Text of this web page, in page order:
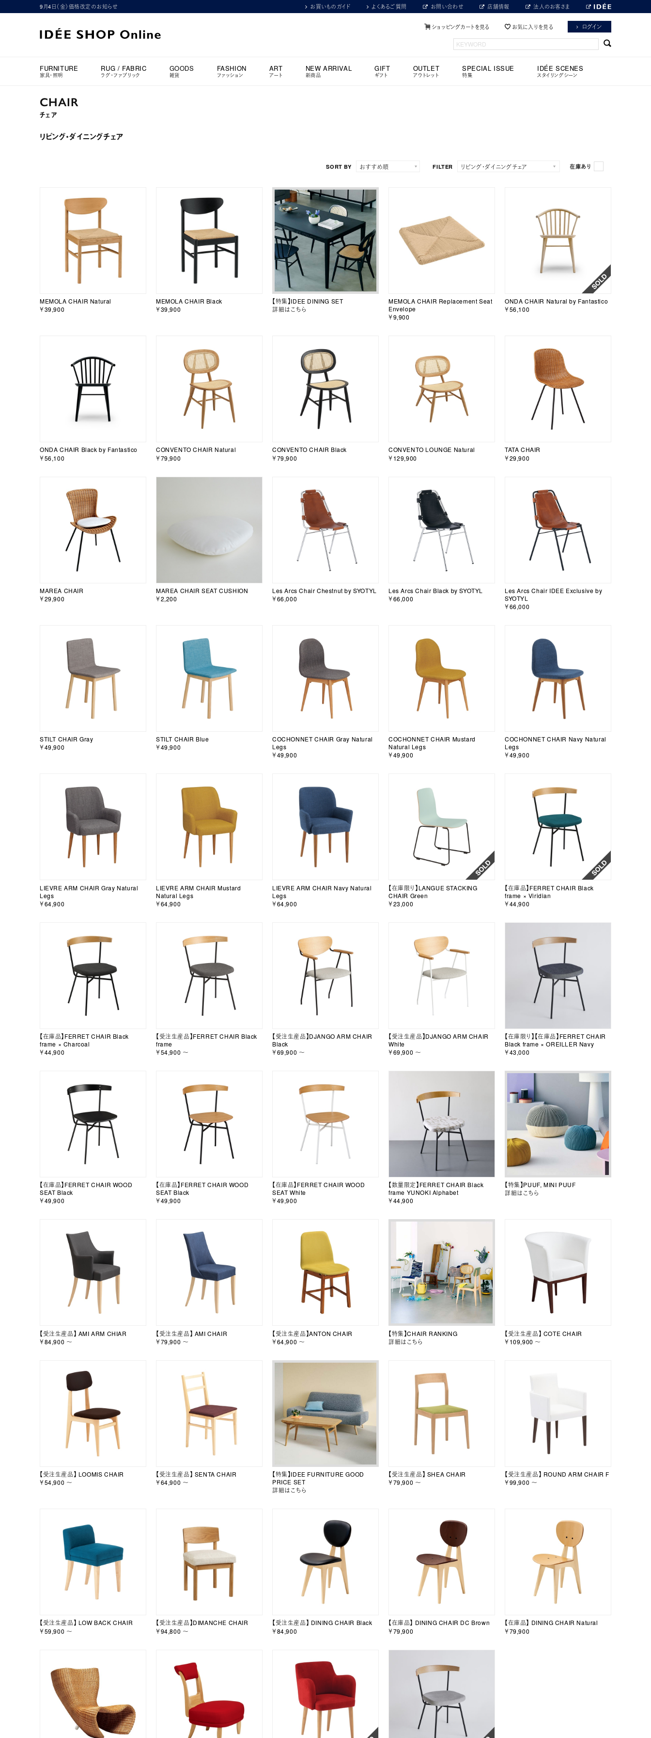
9月4日（金）価格改定のお知らせ お買いものガイド よくあるご質問 お問い合わせ 店舗情報 法人のお客さま
ショッピングカートを見る お気に入りを見る ログイン
FURNITURE
家具・照明
RUG / FABRIC
ラグ・ファブリック
GOODS
雑貨
FASHION
ファッション
ART
アート
NEW ARRIVAL
新商品
GIFT
ギフト
OUTLET
アウトレット
SPECIAL ISSUE
特集
IDÉE SCENES
スタイリングシーン
CHAIR
チェア
リビング・ダイニングチェア
在庫あり
FILTER
SORT BY
MEMOLA CHAIR Natural
￥39,900
MEMOLA CHAIR Black
￥39,900
【特集】IDEE DINING SET
詳細はこちら
MEMOLA CHAIR Replacement Seat
Envelope
￥9,900
ONDA CHAIR Natural by Fantastico
￥56,100
ONDA CHAIR Black by Fantastico
￥56,100
CONVENTO CHAIR Natural
￥79,900
CONVENTO CHAIR Black
￥79,900
CONVENTO LOUNGE Natural
￥129,900
TATA CHAIR
￥29,900
MAREA CHAIR
￥29,900
MAREA CHAIR SEAT CUSHION
￥2,200
Les Arcs Chair Chestnut by SYOTYL
￥66,000
Les Arcs Chair Black by SYOTYL
￥66,000
Les Arcs Chair IDEE Exclusive by
SYOTYL
￥66,000
STILT CHAIR Gray
￥49,900
STILT CHAIR Blue
￥49,900
COCHONNET CHAIR Gray Natural
Legs
￥49,900
COCHONNET CHAIR Mustard
Natural Legs
￥49,900
COCHONNET CHAIR Navy Natural
Legs
￥49,900
LIEVRE ARM CHAIR Gray Natural
Legs
￥64,900
LIEVRE ARM CHAIR Mustard
Natural Legs
￥64,900
LIEVRE ARM CHAIR Navy Natural
Legs
￥64,900
【在庫限り】LANGUE STACKING
CHAIR Green
￥23,000
【在庫品】FERRET CHAIR Black
frame × Viridian
￥44,900
【在庫品】FERRET CHAIR Black
frame × Charcoal
￥44,900
【受注生産品】FERRET CHAIR Black
frame
￥54,900 ～
【受注生産品】DJANGO ARM CHAIR
Black
￥69,900 ～
【受注生産品】DJANGO ARM CHAIR
White
￥69,900 ～
【在庫限り】【在庫品】FERRET CHAIR
Black frame × OREILLER Navy
￥43,000
【在庫品】FERRET CHAIR WOOD
SEAT Black
￥49,900
【在庫品】FERRET CHAIR WOOD
SEAT Black
￥49,900
【在庫品】FERRET CHAIR WOOD
SEAT White
￥49,900
【数量限定】FERRET CHAIR Black
frame YUNOKI Alphabet
￥44,900
【特集】PUUF, MINI PUUF
詳細はこちら
【受注生産品】 AMI ARM CHIAR
￥84,900 ～
【受注生産品】 AMI CHAIR
￥79,900 ～
【受注生産品】ANTON CHAIR
￥64,900 ～
【特集】CHAIR RANKING
詳細はこちら
【受注生産品】 COTE CHAIR
￥109,900 ～
【受注生産品】 LOOMIS CHAIR
￥54,900 ～
【受注生産品】 SENTA CHAIR
￥64,900 ～
【特集】IDEE FURNITURE GOOD
PRICE SET
詳細はこちら
【受注生産品】 SHEA CHAIR
￥79,900 ～
【受注生産品】 ROUND ARM CHAIR F
￥99,900 ～
【受注生産品】 LOW BACK CHAIR
￥59,900 ～
【受注生産品】DIMANCHE CHAIR
￥94,800 ～
【受注生産品】 DINING CHAIR Black
￥84,900
【在庫品】 DINING CHAIR DC Brown
￥79,900
【在庫品】 DINING CHAIR Natural
￥79,900